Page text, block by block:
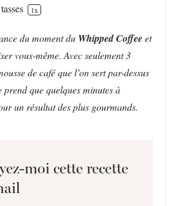
tasses 1x
du moment du Whipped Coffeeet
vous-même. Avec seulement 3
de café que l’on sert par-dessus
prend que quelques minutes à
un résultat des plus gourmands.
moi cette recette